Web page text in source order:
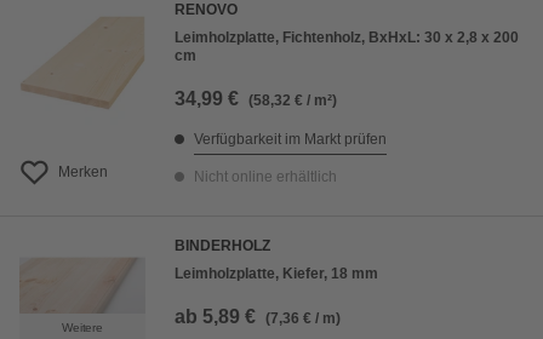
Merken
RENOVO
Leimholzplatte, Fichtenholz, BxHxL: 30 x 2,8 x 200
cm
34,99 € (58,32 € / m²)
Verfügbarkeit im Markt prüfen
Nicht online erhältlich
Weitere
BINDERHOLZ
Leimholzplatte, Kiefer, 18 mm
ab 5,89 € (7,36 € / m)